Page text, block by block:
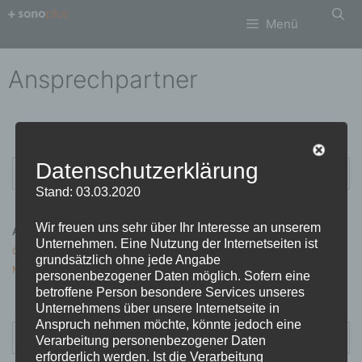
Zum
springen
Menü
Ansprechpartner
Suchen
Archiv
Oktober 2020
März 2018
Suchen
Datenschutzerklärung
Stand: 03.03.2020
Wir freuen uns sehr über Ihr Interesse an unserem
Unternehmen. Eine Nutzung der Internetseiten ist
grundsätzlich ohne jede Angabe
personenbezogener Daten möglich. Sofern eine
betroffene Person besondere Services unseres
Unternehmens über unsere Internetseite in
Anspruch nehmen möchte, könnte jedoch eine
Verarbeitung personenbezogener Daten
erforderlich werden. Ist die Verarbeitung